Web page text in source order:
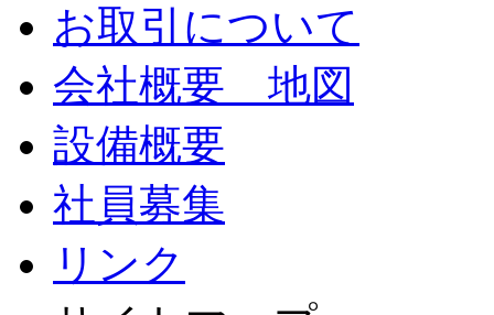
お取引について
会社概要 地図
設備概要
社員募集
リンク